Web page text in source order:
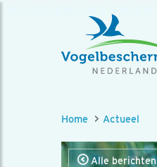
Home Actueel
Alle berichten